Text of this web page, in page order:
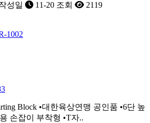
성일 11-20 조회
2119
1002
Block •대한육상연맹 공인품 •6단 높
손잡이 부착형 •T자..